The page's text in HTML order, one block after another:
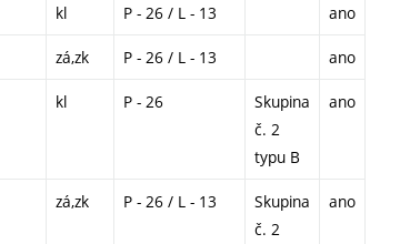
kl P - 26 / L - 13 ano
zá,zk P - 26 / L - 13 ano
kl P - 26
Skupina
č. 2
typu B
ano
zá,zk P - 26 / L - 13
Skupina
č. 2
ano